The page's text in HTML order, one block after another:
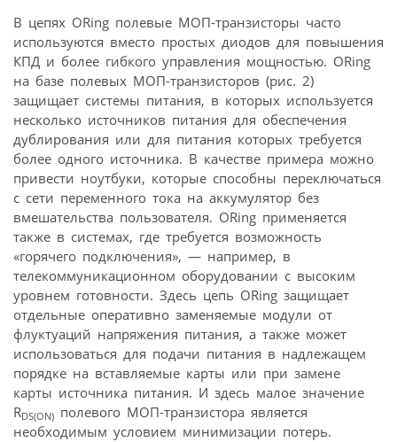
В цепях ORing полевые МОП-транзисторы часто
используются вместо простых диодов для повышения
КПД и более гибкого управления мощностью. ORing
на базе полевых МОП-транзисторов (рис. 2)
защищает системы питания, в которых используется
несколько источников питания для обеспечения
дублирования или для питания которых требуется
более одного источника. В качестве примера можно
привести ноутбуки, которые способны переключаться
с сети переменного тока на аккумулятор без
вмешательства пользователя. ORing применяется
также в системах, где требуется возможность
«горячего подключения», — например, в
телекоммуникационном оборудовании с высоким
уровнем готовности. Здесь цепь ORing защищает
отдельные оперативно заменяемые модули от
флуктуаций напряжения питания, а также может
использоваться для подачи питания в надлежащем
порядке на вставляемые карты или при замене
карты источника питания. И здесь малое значение
RDS(ON) полевого МОП-транзистора является
необходимым условием минимизации потерь.